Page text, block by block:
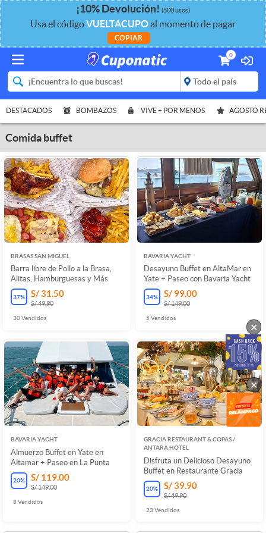
¡10%Devolución! (500 usos)
Usa el códigoVUELTACUPOal momento de pagar
COPIAR
0
DESTACADOS BOMBAZOS VIVE + POR MENOS AGOSTO
Comida buffet
BRASAS SAN MIGUEL
Barra libre de Pollo a la Brasa,
Alitas, Hamburguesas y Más
37% S/ 31.50
S/ 49.90
30Vendidos
BAVARIA YACHT
Desayuno Buffet en AltaMar en
Yate + Paseo con Bavaria Yacht
34% S/ 99.00
S/ 149.00
5 Vendidos
BAVARIA YACHT
Almuerzo Buffet en Yate en
Altamar + Paseo en La Punta
20% S/ 119.00
S/ 149.00
8Vendidos
GRACIA RESTAURANT & COPAS /
ANTARA HOTEL
Disfruta un Delicioso Desayuno
Buffet en Restaurante Gracia
20% S/ 39.90
S/ 49.90
23Vendidos
×
×